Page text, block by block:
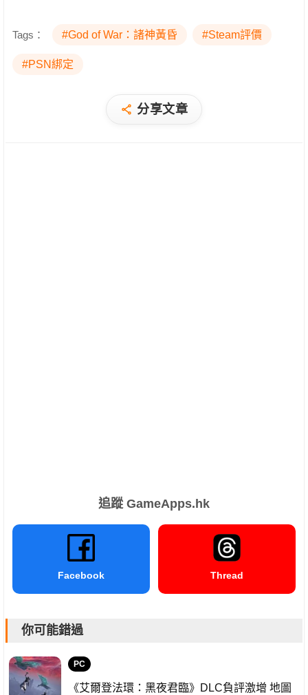
Tags： #God of War：諸神黃昏 #Steam評價
#PSN綁定
分享文章
追蹤 GameApps.hk
Facebook Thread
你可能錯過
PC
《艾爾登法環：黑夜君臨》DLC負評激增 地圖